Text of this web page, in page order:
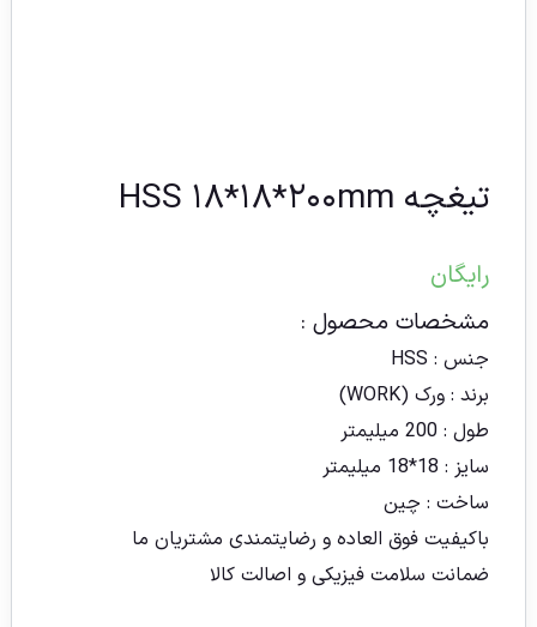
تیغچه HSS ۱۸*۱۸*۲۰۰mm
رایگان
مشخصات محصول :
جنس : HSS
برند : ورک (WORK)
طول : 200 میلیمتر
سایز : 18*18 میلیمتر
ساخت : چین
باکیفیت فوق العاده و رضایتمندی مشتریان ما
ضمانت سلامت فیزیکی و اصالت کالا